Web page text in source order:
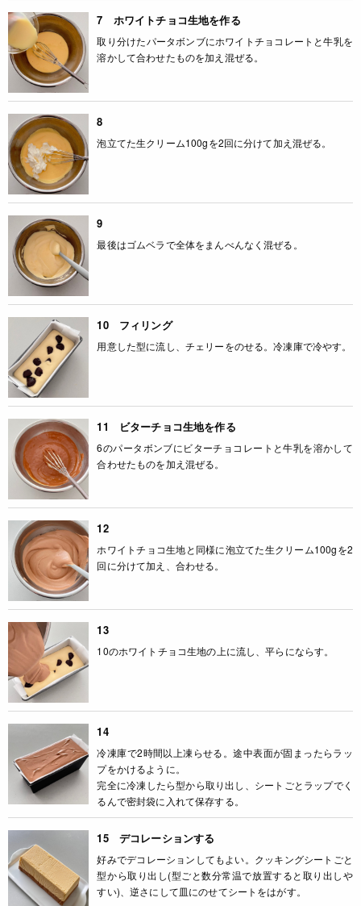
7 ホワイトチョコ生地を作る
取り分けたパータボンブにホワイトチョコレートと牛乳を
溶かして合わせたものを加え混ぜる。
8
泡立てた生クリーム100gを2回に分けて加え混ぜる。
9
最後はゴムベラで全体をまんべんなく混ぜる。
10 フィリング
用意した型に流し、チェリーをのせる。冷凍庫で冷やす。
11 ビターチョコ生地を作る
6のパータボンブにビターチョコレートと牛乳を溶かして
合わせたものを加え混ぜる。
12
ホワイトチョコ生地と同様に泡立てた生クリーム100gを2
回に分けて加え、合わせる。
13
10のホワイトチョコ生地の上に流し、平らにならす。
14
冷凍庫で2時間以上凍らせる。途中表面が固まったらラッ
プをかけるように。
完全に冷凍したら型から取り出し、シートごとラップでく
るんで密封袋に入れて保存する。
15 デコレーションする
好みでデコレーションしてもよい。クッキングシートごと
型から取り出し(型ごと数分常温で放置すると取り出しや
すい)、逆さにして皿にのせてシートをはがす。